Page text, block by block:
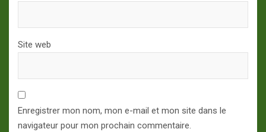
Site web
Enregistrer mon nom, mon e-mail et mon site dans le
navigateur pour mon prochain commentaire.